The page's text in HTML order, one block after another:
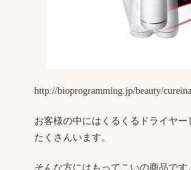
http://bioprogramming.jp/beauty/
お客様の中にはくるくるドライヤー
たくさんいます。
そんな方にはもってこいの商品です